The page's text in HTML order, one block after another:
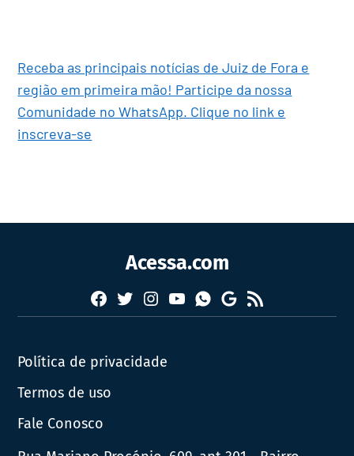
Receba as principais notícias de Juiz de Fora e
região em primeira mão! Participe da nossa
Comunidade no WhatsApp. Clique no link e
inscreva-se
Acessa.com
Facebook
TwitterInstagram
YouTubeWhatsapp
Google
News
RSS
Política de privacidade
Termos de uso
Fale Conosco